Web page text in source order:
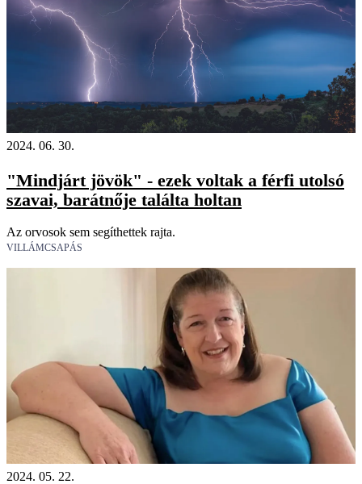
2024. 06. 30.
"Mindjárt jövök" - ezek voltak a férfi utolsó
szavai, barátnője találta holtan
Az orvosok sem segíthettek rajta.
VILLÁMCSAPÁS
2024. 05. 22.